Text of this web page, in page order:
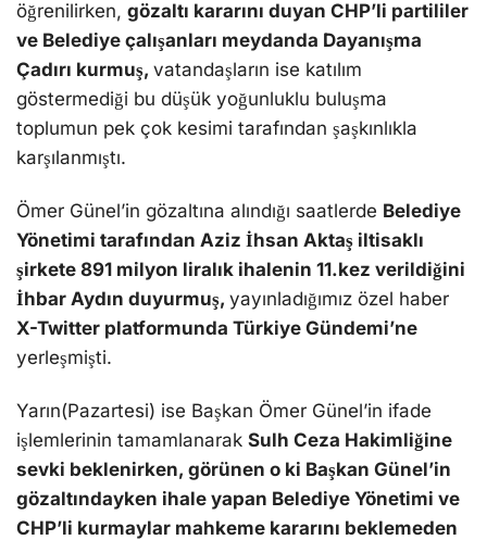
öğrenilirken, gözaltı kararını duyan CHP’li partililer
ve Belediye çalışanları meydanda Dayanışma
Çadırı kurmuş, vatandaşların ise katılım
göstermediği bu düşük yoğunluklu buluşma
toplumun pek çok kesimi tarafından şaşkınlıkla
karşılanmıştı.
Ömer Günel’in gözaltına alındığı saatlerde Belediye
Yönetimi tarafından Aziz İhsan Aktaş iltisaklı
şirkete 891 milyon liralık ihalenin 11.kez verildiğini
İhbar Aydın duyurmuş, yayınladığımız özel haber
X-Twitter platformunda Türkiye Gündemi’ne
yerleşmişti.
Yarın(Pazartesi) ise Başkan Ömer Günel’in ifade
işlemlerinin tamamlanarak Sulh Ceza Hakimliğine
sevki beklenirken, görünen o ki Başkan Günel’in
gözaltındayken ihale yapan Belediye Yönetimi ve
CHP’li kurmaylar mahkeme kararını beklemeden